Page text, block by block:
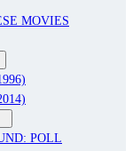
MOVIES
POLL